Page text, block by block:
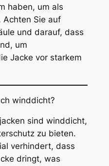
haben, um als
Sie auf
und darauf, dass
um
Jacke vor starkem
winddicht?
sind winddicht,
zu bieten.
verhindert, dass
dringt, was